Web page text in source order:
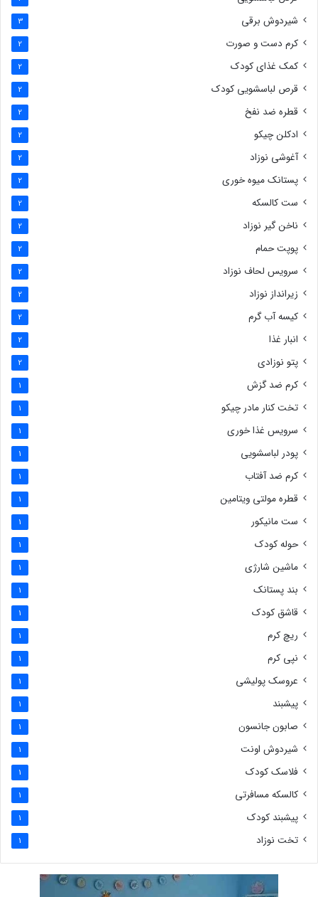
شیردوش برقی 3
کرم دست و صورت 2
کمک غذای کودک 2
قرص لباسشویی کودک 2
قطره ضد نفخ 2
ادکلن چیکو 2
آغوشی نوزاد 2
پستانک میوه خوری 2
ست کالسکه 2
ناخن گیر نوزاد 2
پوپت حمام 2
سرویس لحاف نوزاد 2
زیرانداز نوزاد 2
کیسه آب گرم 2
انبار غذا 2
پتو نوزادی 2
کرم ضد گزش 1
تخت کنار مادر چیکو 1
سرویس غذا خوری 1
پودر لباسشویی 1
کرم ضد آفتاب 1
قطره مولتی ویتامین 1
ست مانیکور 1
حوله کودک 1
ماشین شارژی 1
بند پستانک 1
قاشق کودک 1
ریچ کرم 1
نپی کرم 1
عروسک پولیشی 1
پیشبند 1
صابون جانسون 1
شیردوش اونت 1
فلاسک کودک 1
کالسکه مسافرتی 1
پیشبند کودک 1
تخت نوزاد 1